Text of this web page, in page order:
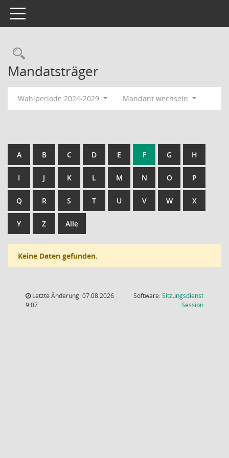
Toggle navigation
Rechercheauswahl
Mandatsträger
Wahlperiode 2024-2029 Mandant wechseln
A B C D E F G H
I J K L M N O P
Q R S T U V W X
Y Z Alle
Keine Daten gefunden.
Letzte Änderung: 07.08.2026
9:07
Software:Sitzungsdienst
Session(Wird in